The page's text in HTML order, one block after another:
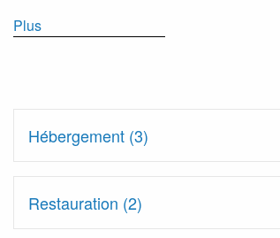
Plus
Hébergement (3)
Restauration (2)